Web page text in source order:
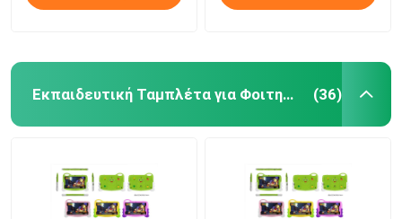
Εκπαιδευτική Ταμπλέτα για Φοιτητές (36)